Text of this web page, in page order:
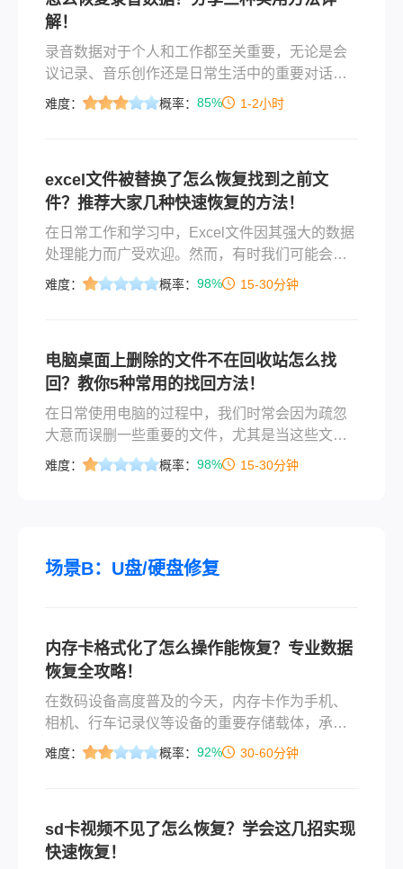
解！
​录音数据对于个人和工作都至关重要，无论是会
议记录、音乐创作还是日常生活中的重要对话，
一旦丢失都会带来极大的困扰。幸运的是，有几
重新找回宝贵的声音记录。
难度： 概率： 85% 1-2小时
excel文件被替换了怎么恢复找到之前文
件？推荐大家几种快速恢复的方法！
在日常工作和学习中，Excel文件因其强大的数据
处理能力而广受欢迎。然而，有时我们可能会不
小心将一个重要的Excel文件替换成了另一个文
关于excel文件被替换了怎么恢复找到之前文件的
详细指南。
难度： 概率： 98% 15-30分钟
电脑桌面上删除的文件不在回收站怎么找
回？教你5种常用的找回方法！
在日常使用电脑的过程中，我们时常会因为疏忽
大意而误删一些重要的文件，尤其是当这些文件
被直接从桌面上删除且未在回收站中找到时，往
决这一问题。
难度： 概率： 98% 15-30分钟
场景B：U盘/硬盘修复
内存卡格式化了怎么操作能恢复？专业数据
恢复全攻略！
在数码设备高度普及的今天，内存卡作为手机、
相机、行车记录仪等设备的重要存储载体，承载
着我们大量的照片、视频、文档等重要数据。然
难度： 概率： 92% 30-60分钟
sd卡视频不见了怎么恢复？学会这几招实现
快速恢复！